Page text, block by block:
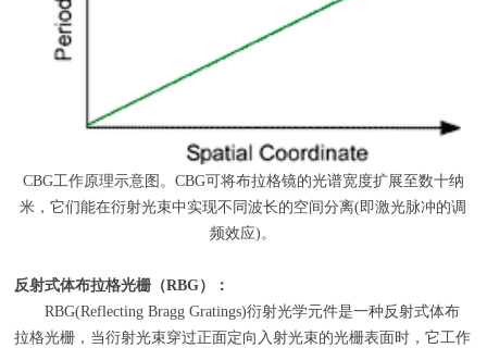
CBG工作原理示意图。 CBG可将布拉格镜的光谱宽度扩展至数十纳
米，它们能在衍射光束中实现不同波长的空间分离(即激光脉冲的调
频效应)。
反射式体布拉格光栅 （RBG）：
RBG(Reflecting Bragg Gratings)衍射光学元件是一种反射式体布
拉格光栅，当衍射光束穿过正面定向入射光束的光栅表面时，它工作